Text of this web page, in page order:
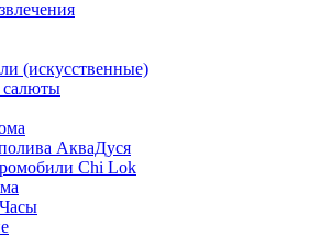
(искусственные)
салюты
АкваДуся
Chi Lok